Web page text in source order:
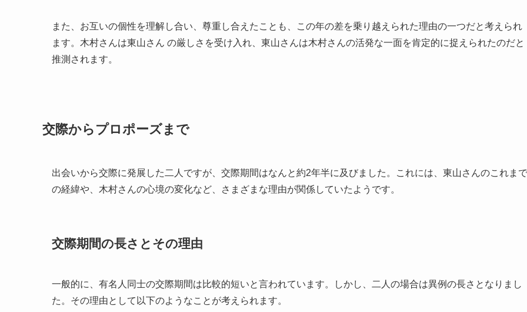
また、お互いの個性を理解し合い、尊重し合えたことも、この年の差を乗り越えられた理由の一つだと考えられ
ます。木村さんは東山さん の厳しさを受け入れ、東山さんは木村さんの活発な一面を肯定的に捉えられたのだと
推測されます。
交際からプロポーズまで
出会いから交際に発展した二人ですが、交際期間はなんと約2年半に及びました。これには、東山さんのこれまで
の経緯や、木村さんの心境の変化など、さまざまな理由が関係していたようです。
交際期間の長さとその理由
一般的に、有名人同士の交際期間は比較的短いと言われています。しかし、二人の場合は異例の長さとなりまし
た。その理由として以下のようなことが考えられます。